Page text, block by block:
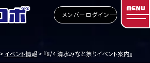
メンバーログイン
MENU
イベント情報 『8/4 清水みなと祭りイベント案内』